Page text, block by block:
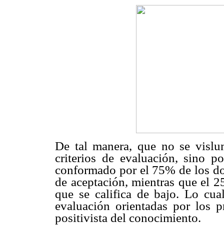
De tal manera, que no se
criterios de evaluación, sino
conformado por el 75% de los
de aceptación, mientras que el
que se califica de bajo. Lo
evaluación orientadas por los
positivista del conocimiento.